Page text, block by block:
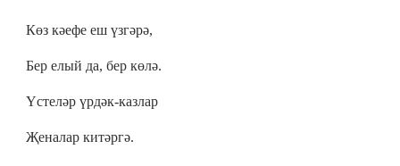
Көз кәефе еш үзгәрә,
Бер елый да, бер көлә.
Үстеләр үрдәк-казлар
Җеналар китәргә.